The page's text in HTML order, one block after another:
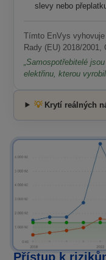
slevy nebo
Tímto EnVys
Rady (EU) 2018/2001,
„Samospotřebitelé
elektřinu, kterou
💡Krytí reálných
Přístup k